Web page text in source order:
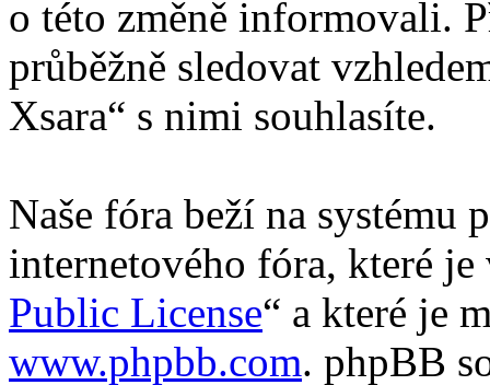
o této změně informovali.
průběžně sledovat
Xsara“ s nimi souhlasíte.
Naše fóra beží na systému
internetového fóra, které
Public License“ a které je
www.phpbb.com. phpBB